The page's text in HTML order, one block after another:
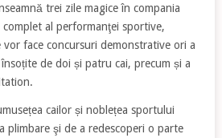
trei zile magice în compania
al performanţei sportive,
vor face concursuri demonstrative ori a
de doi și patru cai, precum și a
cailor și noblețea sportului
plimbare şi de a redescoperi o parte